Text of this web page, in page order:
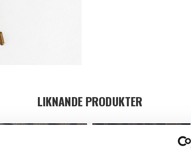
LIKNANDE PRODUKTER